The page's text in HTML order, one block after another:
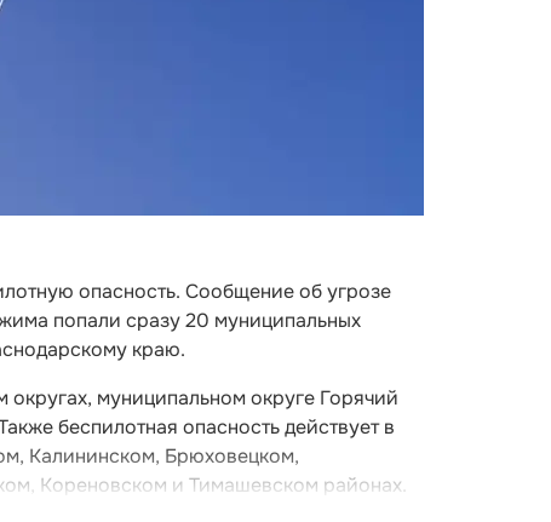
опасность. Сообщение об угрозе
попали сразу 20 муниципальных
краю.
муниципальном округе Горячий
беспилотная опасность действует в
Калининском, Брюховецком,
Кореновском и Тимашевском районах.